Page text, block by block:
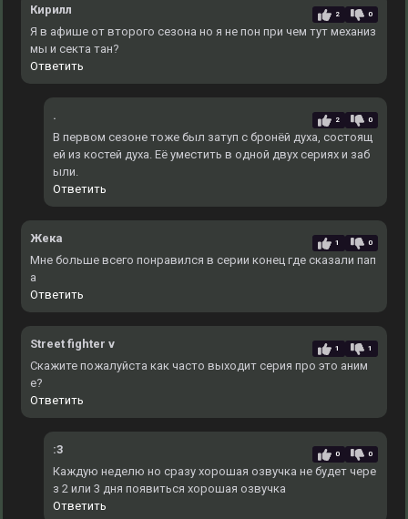
Кирилл 2 0
Я в афише от второго сезона но я не пон при чем тут механиз
мы и секта тан?
Ответить
. 2 0
В первом сезоне тоже был затуп с бронёй духа, состоящ
ей из костей духа. Еë уместить в одной двух сериях и заб
ыли.
Ответить
Жека 1 0
Мне больше всего понравился в серии конец где сказали пап
а
Ответить
Street fighter v 1 1
Скажите пожалуйста как часто выходит серия про это аним
е?
Ответить
:3 0 0
Каждую неделю но сразу хорошая озвучка не будет чере
з 2 или 3 дня появиться хорошая озвучка
Ответить